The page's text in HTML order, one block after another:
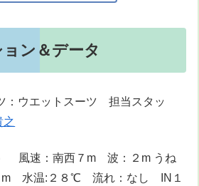
ン＆データ
ウエットスーツ 担当スタッ
之
風速：南西７m 波：２m うね
m 水温:２８℃ 流れ：なし IN１